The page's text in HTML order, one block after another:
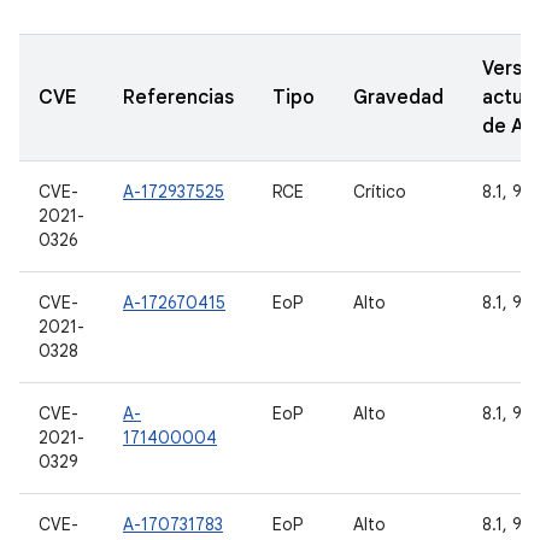
CVE Referencias Tipo Gravedad
de
CVE-
2021-
0326
A-172937525 RCE Crítico 8.1, 9,
CVE-
2021-
0328
A-172670415 EoP Alto 8.1, 9,
CVE-
2021-
0329
A-
171400004
EoP Alto 8.1, 9,
CVE-
A-170731783 EoP Alto 8.1, 9,